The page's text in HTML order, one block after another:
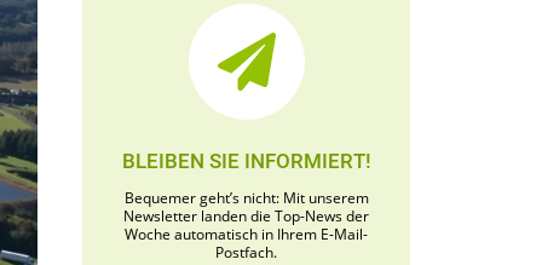
BLEIBEN SIE INFORMIERT!
Bequemer geht’s nicht: Mit unserem
Newsletter landen die Top-News der
Woche automatisch in Ihrem E-Mail-
Postfach.